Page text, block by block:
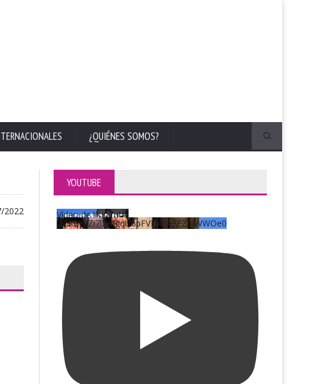
¿QUIÉNES SOMOS?
2022
YOUTUBE
Vídeo de YouTube
UCKqYjiZi7lzy6gqU6pFVFiA_A3EZ9JWWOe0